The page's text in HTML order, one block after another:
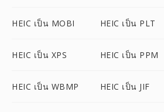
HEIC เป็น MOBI HEIC เป็น PLT
HEIC เป็น XPS HEIC เป็น PPM
HEIC เป็น WBMP HEIC เป็น JIF